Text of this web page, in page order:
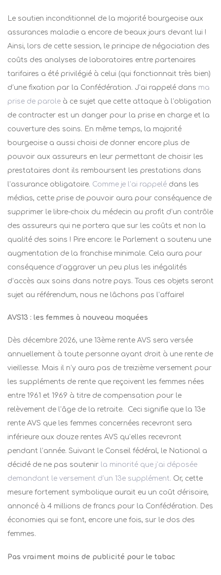
Le soutien inconditionnel de la majorité bourgeoise aux
assurances maladie a encore de beaux jours devant lui !
Ainsi, lors de cette session, le principe de négociation des
coûts des analyses de laboratoires entre partenaires
tarifaires a été privilégié à celui (qui fonctionnait très bien)
d’une fixation par la Confédération. J’ai rappelé dans ma
prise de parole à ce sujet que cette attaque à l’obligation
de contracter est un danger pour la prise en charge et la
couverture des soins. En même temps, la majorité
bourgeoise a aussi choisi de donner encore plus de
pouvoir aux assureurs en leur permettant de choisir les
prestataires dont ils remboursent les prestations dans
l’assurance obligatoire. Comme je l’ai rappelé dans les
médias, cette prise de pouvoir aura pour conséquence de
supprimer le libre-choix du médecin au profit d’un contrôle
des assureurs qui ne portera que sur les coûts et non la
qualité des soins ! Pire encore: le Parlement a soutenu une
augmentation de la franchise minimale. Cela aura pour
conséquence d’aggraver un peu plus les inégalités
d’accès aux soins dans notre pays. Tous ces objets seront
sujet au référendum, nous ne lâchons pas l’affaire!
AVS13 : les femmes à nouveau moquées
Dès décembre 2026, une 13ème rente AVS sera versée
annuellement à toute personne ayant droit à une rente de
vieillesse. Mais il n’y aura pas de treizième versement pour
les suppléments de rente que reçoivent les femmes nées
entre 1961 et 1969 à titre de compensation pour le
relèvement de l’âge de la retraite. Ceci signifie que la 13e
rente AVS que les femmes concernées recevront sera
inférieure aux douze rentes AVS qu’elles recevront
pendant l’année. Suivant le Conseil fédéral, le National a
décidé de ne pas soutenir la minorité que j’ai déposée
demandant le versement d’un 13e supplément. Or, cette
mesure fortement symbolique aurait eu un coût dérisoire,
annoncé à 4 millions de francs pour la Confédération. Des
économies qui se font, encore une fois, sur le dos des
femmes.
Pas vraiment moins de publicité pour le tabac